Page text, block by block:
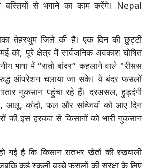
बस्तियों से भगाने का काम करेंगे। Nepal
तेहरथुम जिले की है। एक दिन की छुट्टी
को, पूरे क्षेत्र में सार्वजनिक अवकाश घोषित
भाषा में “रातो बांदर” कहलाने वाले "रीसस
ऑपरेशन चलाया जा सके। ये बंदर फसलों
नुकसान पहुंचा रहे हैं। दरअसल, हुड़दंगी
आलू, कोदो, फल और सब्जियों को आए दिन
की इस हरकत से किसानों को भारी नुकसान
गई है कि किसान रातभर खेतों की रखवाली